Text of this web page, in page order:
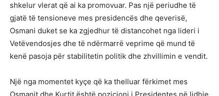
shkelur vlerat që ai ka promovuar. Pas një periudhe të
gjatë të tensioneve mes presidencës dhe qeverisë,
Osmani duket se ka zgjedhur të distancohet nga lideri i
Vetëvendosjes dhe të ndërmarrë veprime që mund të
kenë pasoja për stabilitetin politik dhe zhvillimin e vendit.
Një nga momentet kyçe që ka thelluar fërkimet mes